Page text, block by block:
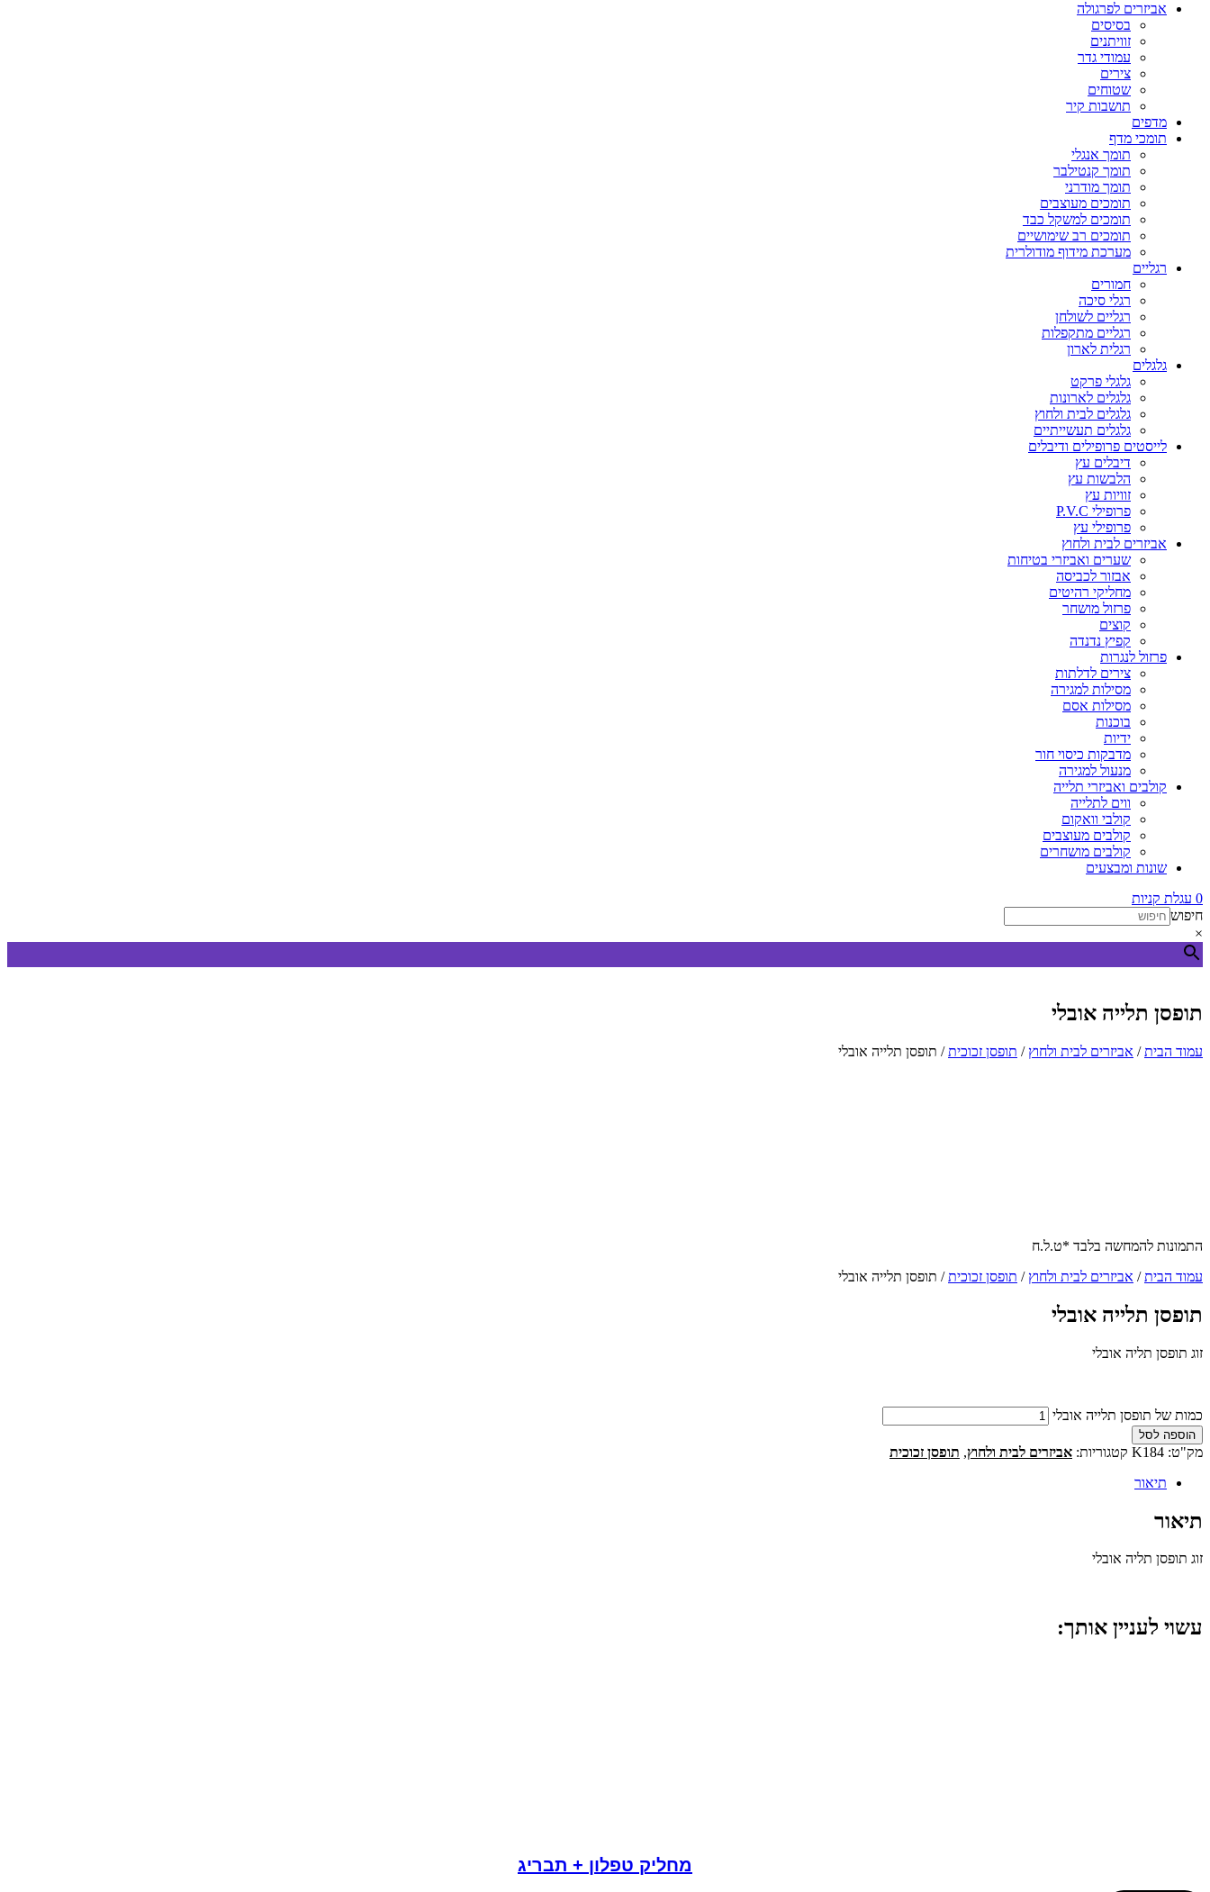
אביזרים לפרגולה
בסיסים
זוויתנים
עמודי גדר
צירים
שטוחים
תושבות קיר
מדפים
תומכי מדף
תומך אנגלי
תומך קנטילבר
תומך מודרני
תומכים מעוצבים
תומכים למשקל כבד
תומכים רב שימושיים
מערכת מידוף מודולרית
רגליים
חמורים
רגלי סיכה
רגליים לשולחן
רגליים מתקפלות
רגלית לארון
גלגלים
גלגלי פרקט
גלגלים לארונות
גלגלים לבית ולחוץ
גלגלים תעשייתיים
לייסטים פרופילים ודיבלים
דיבלים עץ
הלבשות עץ
זוויות עץ
פרופילי P.V.C
פרופילי עץ
אביזרים לבית ולחוץ
שערים ואביזרי בטיחות
אבזור לכביסה
מחליקי רהיטים
פרזול מושחר
קוצים
קפיץ נדנדה
פרזול לנגרות
צירים לדלתות
מסילות למגירה
מסילות אסם
בוכנות
ידיות
מדבקות כיסוי חור
מנעול למגירה
קולבים ואביזרי תלייה
ווים לתלייה
קולבי וואקום
קולבים מעוצבים
קולבים מושחרים
שונות ומבצעים
0 עגלת קניות
חיפוש
×
תופסן תלייה אובלי
עמוד הבית/ אביזרים לבית ולחוץ / תופסן זכוכית/ תופסן תלייה אובלי
התמונות להמחשה בלבד *ט.ל.ח
עמוד הבית/ אביזרים לבית ולחוץ / תופסן זכוכית/ תופסן תלייה אובלי
תופסן תלייה אובלי
זוג תופסן תליה אובלי
כמות של תופסן תלייה אובלי
הוספה לסל
מק"ט: K184 קטגוריות: אביזרים לבית ולחוץ, תופסן זכוכית
תיאור
תיאור
זוג תופסן תליה אובלי
עשוי לעניין אותך:
מחליק טפלון + תבריג